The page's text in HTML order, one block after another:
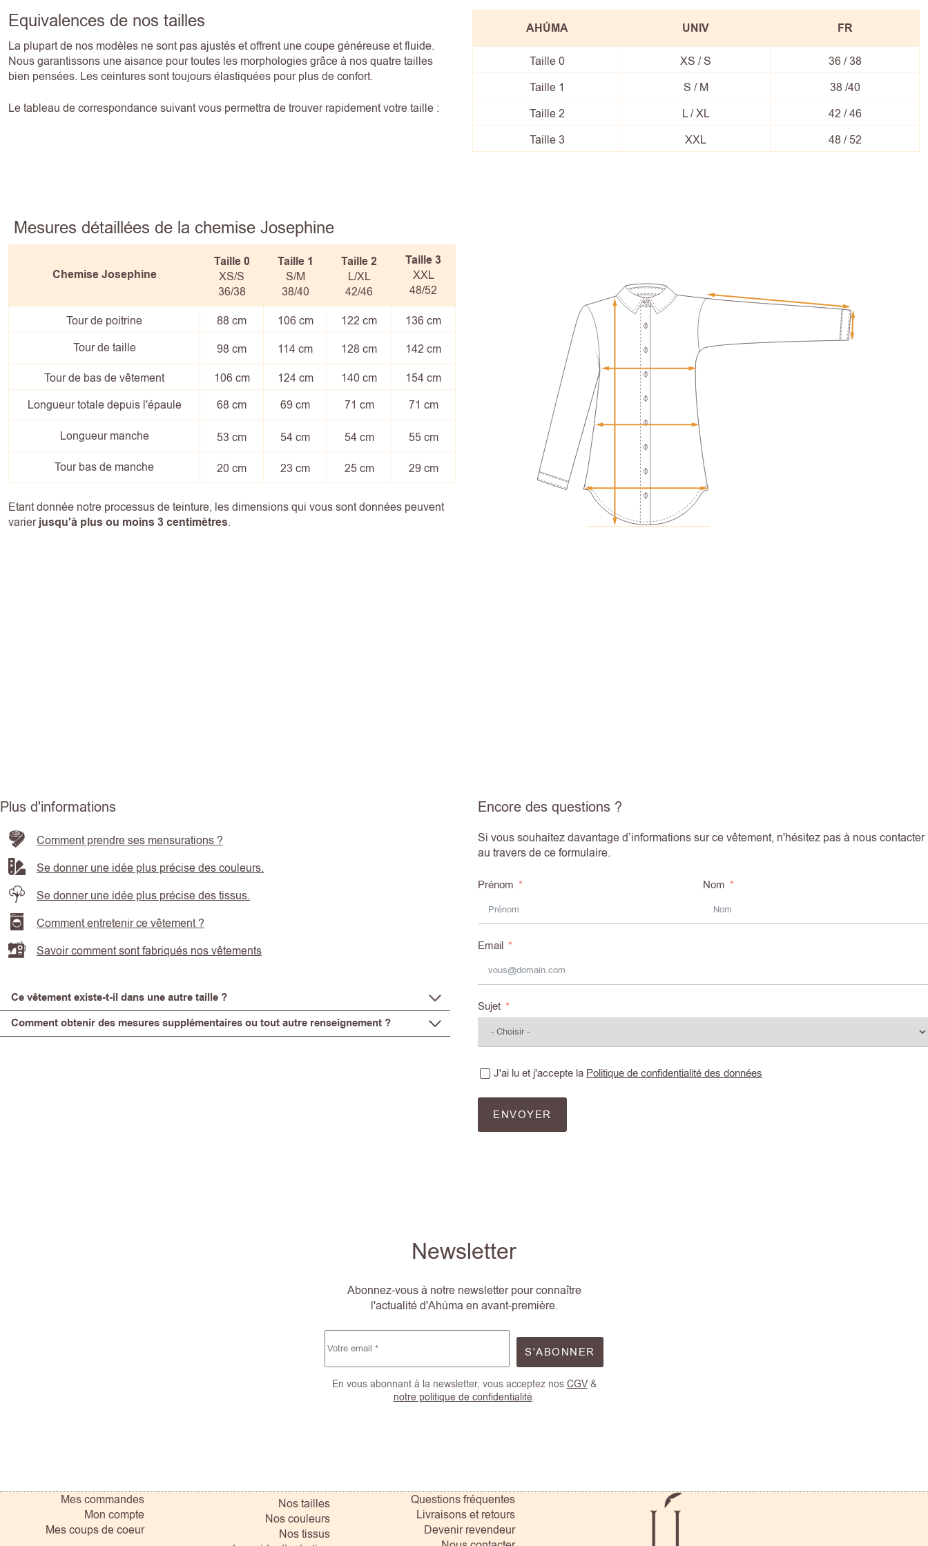
Equivalences de nos tailles
La plupart de nos modèles ne sont pas ajustés et offrent une coupe généreuse et fluide.
Nous garantissons une aisance pour toutes les morphologies grâce à nos quatre tailles
bien pensées. Les ceintures sont toujours élastiquées pour plus de confort.
Le tableau de correspondance suivant vous permettra de trouver rapidement votre taille :
AHÚMA UNIV FR
Taille 0 XS / S
36 / 38
Taille 1
S / M
38 /40
Taille 2
L / XL
42 / 46
Taille 3
XXL 48 / 52
Mesures détaillées de la chemise Josephine
Chemise Josephine
Taille 0
XS/S
36/38
Taille 1
S/M
38/40
Taille2
L/XL
42/46
Taille 3
XXL
48/52
Tour de poitrine
88 cm 106 cm 122 cm
136 cm
Tour de taille
98 cm 114 cm 128 cm
142 cm
Tour de bas de vêtement
106 cm 124 cm 140 cm
154 cm
Longueur totale depuis l'épaule
68 cm 69 cm 71 cm 71 cm
Longueur manche 53 cm 54 cm 54 cm
55 cm
Tour bas de manche
20 cm 23 cm 25 cm 29 cm
Etant donnée notre processus de teinture, les dimensions qui vous sont données peuvent
varierjusqu'à plus ou moins 3 centimètres.
Plus d'informations
Comment prendre ses mensurations ?
Se donner une idée plus précise des couleurs.
Se donner une idée plus précise des tissus.
Comment entretenir ce vêtement ?
Savoir comment sont fabriqués nos vêtements
Ce vêtement existe-t-il dans une autre taille ?
Comment obtenir des mesures supplémentaires ou tout autre renseignement ?
Encore des questions ?
Si vous souhaitez davantage d’informations sur ce vêtement, n'hésitez pas à nous contacter
au travers de ce formulaire.
Prénom Nom
Email
Sujet
J'ai lu et j'accepte la Politique de confidentialité des données
ENVOYER
Newsletter
Abonnez-vous à notre newsletter pour connaître
l'actualité d'Ahúma en avant-première.
S'ABONNER
En vous abonnant à la newsletter, vous acceptez nos CGV&
notre politique de confidentialité.
Mes commandes
Mon compte
Mes coups de coeur
Nos tailles
Nos couleurs
Nos tissus
Questions fréquentes
Livraisons et retours
Devenir revendeur